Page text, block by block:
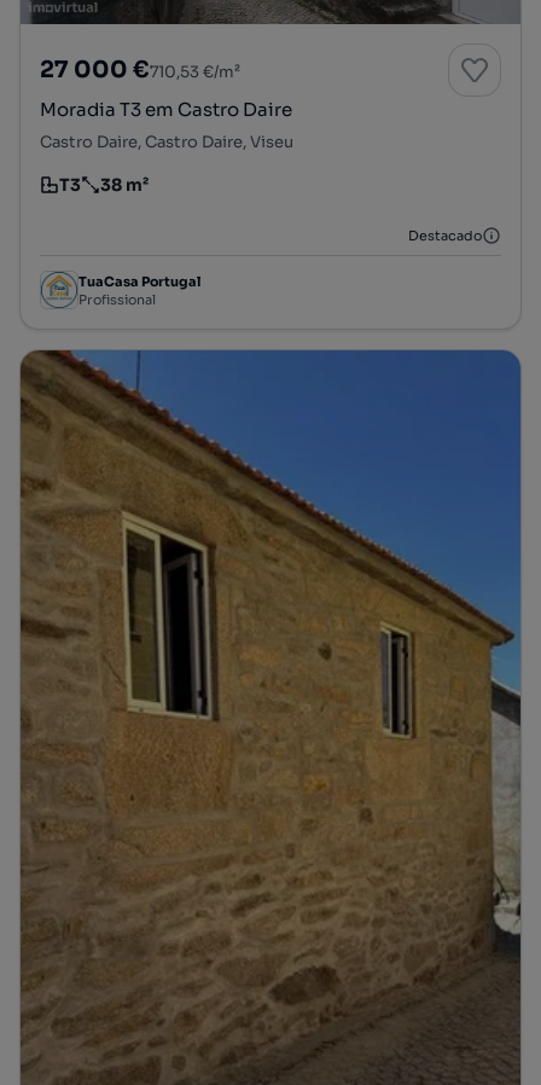
27 000 €710,53 €/m²
Moradia T3 em Castro Daire
Castro Daire, Castro Daire, Viseu
Tipologia
T3
Preço por metro quadrado
38 m²
Destacado
TuaCasa Portugal
Profissional